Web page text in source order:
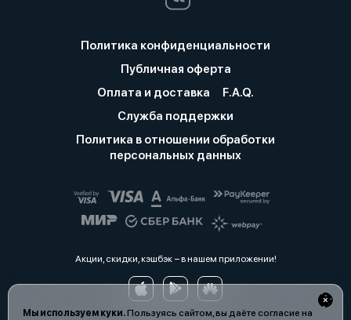
Мы используем куки.Пользуясь сайтом, вы даёте согласие на
Политика конфиденциальности
Публичная оферта
Оплата и доставка
F.A.Q.
Служба поддержки
Политика в отношении обработки
персональных данных
Акции, скидки, кэшбэк − в нашем приложении!